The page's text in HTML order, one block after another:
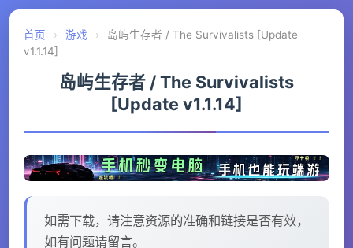
首页 › 游戏 ›
岛屿生存者 / The Survivalists [Update
v1.1.14]
岛屿生存者 / The Survivalists
[Update v1.1.14]
如需下载，请注意资源的准确和链接是否有效，
如有问题请留言。